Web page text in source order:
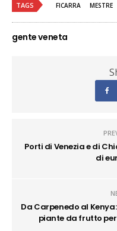
TAGS FICARRA MESTRE
gente veneta
Porti di Venezia e di
di
Da Carpenedo al
piante da frutto